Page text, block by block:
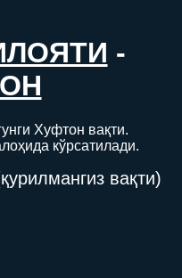
-
Хуфтон вақти.
кўрсатилади.
вақти)